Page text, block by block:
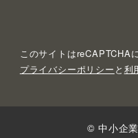
このサイトはreCAPTCHA
プライバシーポリシー と 利
© 中小企